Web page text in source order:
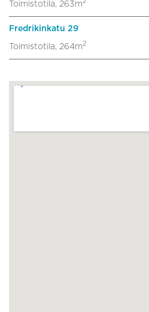
Toimistotila, 263m2
Fredrikinkatu 29
Toimistotila, 264m2